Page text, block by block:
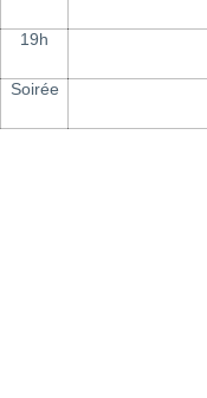
19h
Soirée